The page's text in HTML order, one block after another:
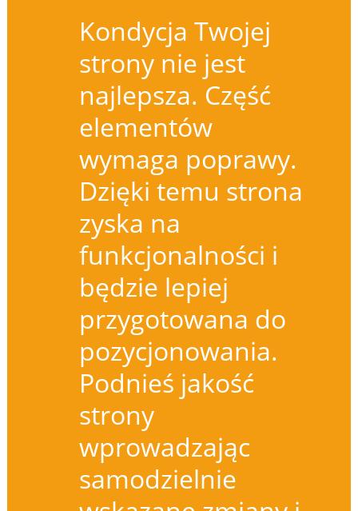
Kondycja Twojej
strony nie jest
najlepsza. Część
elementów
wymaga poprawy.
Dzięki temu strona
zyska na
funkcjonalności i
będzie lepiej
przygotowana do
pozycjonowania.
Podnieś jakość
strony
wprowadzając
samodzielnie